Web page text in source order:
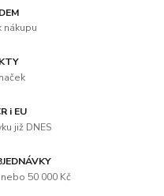
nákupu
i EU
již DNES
50 000 Kč